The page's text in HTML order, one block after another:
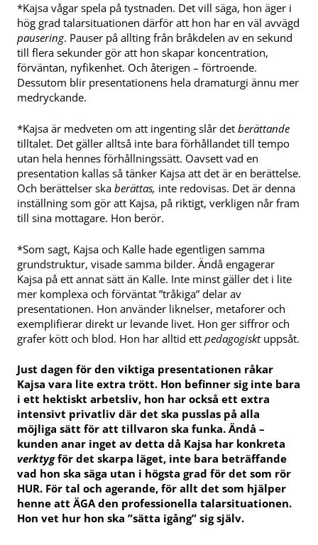
*Kajsa vågar spela på tystnaden. Det vill säga, hon äger i
hög grad talarsituationen därför att hon har en väl avvägd
pausering. Pauser på allting från bråkdelen av en sekund
till flera sekunder gör att hon skapar koncentration,
förväntan, nyfikenhet. Och återigen – förtroende.
Dessutom blir presentationens hela dramaturgi ännu mer
medryckande.
*Kajsa är medveten om att ingenting slår det berättande
tilltalet. Det gäller alltså inte bara förhållandet till tempo
utan hela hennes förhållningssätt. Oavsett vad en
presentation kallas så tänker Kajsa att det är en berättelse.
Och berättelser ska berättas, inte redovisas. Det är denna
inställning som gör att Kajsa, på riktigt, verkligen når fram
till sina mottagare. Hon berör.
*Som sagt, Kajsa och Kalle hade egentligen samma
grundstruktur, visade samma bilder. Ändå engagerar
Kajsa på ett annat sätt än Kalle. Inte minst gäller det i lite
mer komplexa och förväntat ”tråkiga” delar av
presentationen. Hon använder liknelser, metaforer och
exemplifierar direkt ur levande livet. Hon ger siffror och
grafer kött och blod. Hon har alltid ett pedagogisktuppsåt.
Just dagen för den viktiga presentationen råkar
Kajsa vara lite extra trött. Hon befinner sig inte bara
i ett hektiskt arbetsliv, hon har också ett extra
intensivt privatliv där det ska pusslas på alla
möjliga sätt för att tillvaron ska funka. Ändå –
kunden anar inget av detta då Kajsa har konkreta
verktygför det skarpa läget, inte bara beträffande
vad hon ska säga utan i högsta grad för det som rör
HUR. För tal och agerande, för allt det som hjälper
henne att ÄGA den professionella talarsituationen.
Hon vet hur hon ska ”sätta igång” sig själv.